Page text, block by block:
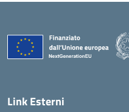
Link Esterni